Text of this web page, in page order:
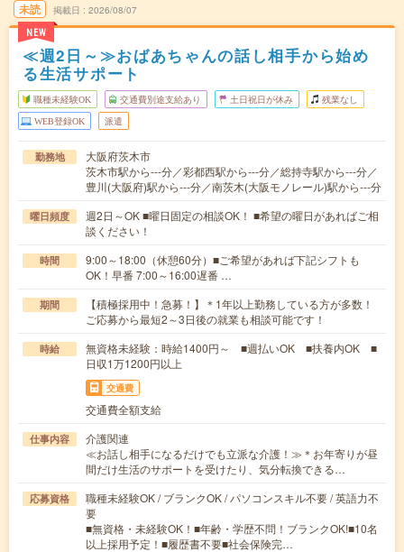
未読
NEW
掲載日 2026/08/07
≪週2日～≫おばあちゃんの話し相手から始め
る生活サポート
職種未経験OK 交通費別途支給あり 土日祝日が休み 残業なし
WEB登録OK 派遣
勤務地
大阪府茨木市
茨木市駅から---分／彩都西駅から---分／総持寺駅から---分／
豊川(大阪府)駅から---分／南茨木(大阪モノレール)駅から---分
曜日頻度
週2日～OK ■曜日固定の相談OK！ ■希望の曜日があればご相
談ください！
時間
9:00～18:00（休憩60分）■ご希望があれば下記シフトも
OK！早番 7:00～16:00遅番 …
期間
【積極採用中！急募！】＊1年以上勤務している方が多数！
ご応募から最短2～3日後の就業も相談可能です！
時給
無資格未経験：時給1400円～ ■週払いOK ■扶養内OK ■
日収1万1200円以上
交通費
交通費全額支給
仕事内容
介護関連
≪お話し相手になるだけでも立派な介護！≫＊お年寄りが昼
間だけ生活のサポートを受けたり、気分転換できる…
応募資格
職種未経験OK / ブランクOK / パソコンスキル不要 / 英語力不
要
■無資格・未経験OK！■年齢・学歴不問！ブランクOK!■10名
以上採用予定！■履歴書不要■社会保険完…